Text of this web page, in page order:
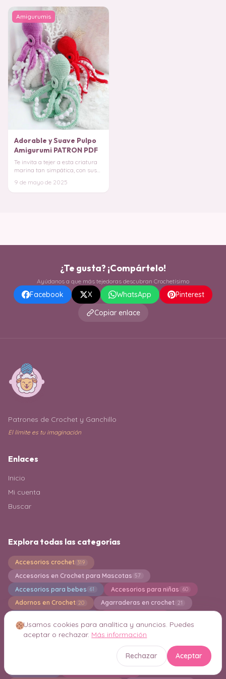
Amigurumis
Adorable y Suave Pulpo
Amigurumi PATRON PDF
Te invita a tejer a esta criatura
marina tan simpática, con sus
abrazar y
9 de mayo de 2025
¿Te gusta? ¡Compártelo!
Ayúdanos a que más tejedoras descubran Crochetísimo
Facebook X WhatsApp
Pinterest
Copiar enlace
Patrones de Crochet y Ganchillo
El límite es tu imaginación
Enlaces
Inicio
Mi cuenta
Buscar
Explora todas las categorías
Accesorios crochet 319
Accesorios en Crochet para Mascotas 57
Accesorios para bebes 61 Accesorios para niñas 60
Adornos en Crochet 20 Agarraderas en crochet 21
Amigurumi Gnomo Amigurumi Navideño
Bandoleras en crochet 5
Usamos cookies para analítica y anuncios. Puedes
aceptar o rechazar. Más información
Rechazar Aceptar